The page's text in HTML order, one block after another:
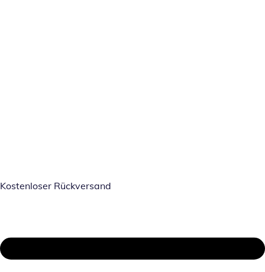
Kostenloser Rückversand